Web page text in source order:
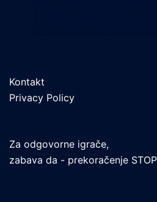
Kontakt
Privacy Policy
Za odgovorne igrače,
zabava da - prekoračenje